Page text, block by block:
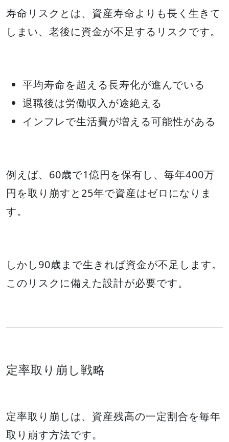
寿命リスクとは、資産寿命よりも長く生きて
しまい、老後に資金が不足するリスクです。
平均寿命を超える長寿化が進んでいる
退職後は労働収入が途絶える
インフレで生活費が増える可能性がある
例えば、60歳で1億円を保有し、毎年400万
円を取り崩すと25年で資産はゼロになりま
す。
しかし90歳まで生きれば資金が不足します。
このリスクに備えた設計が必要です。
定率取り崩し戦略
定率取り崩しは、資産残高の一定割合を毎年
取り崩す方法です。